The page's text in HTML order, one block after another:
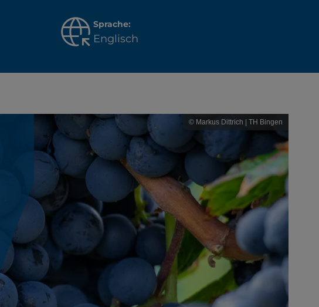
Sprache:
Englisch
© Markus Dittrich | TH Bingen